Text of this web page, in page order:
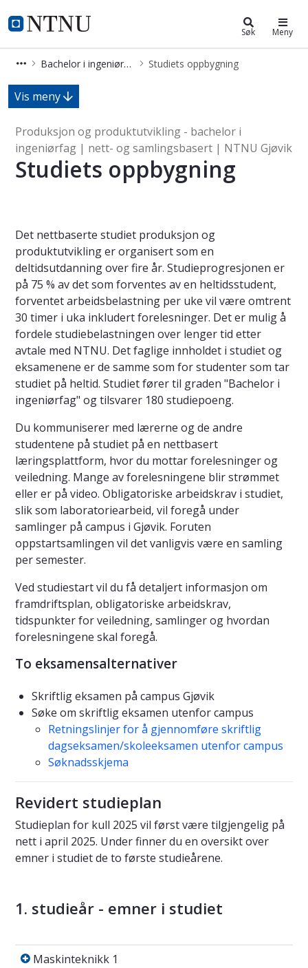
NTNU Hjemmeside
Bachelor i ingeniørfag - maskin-
Søk Meny
Bachelor i ingeniørfag - maskin-nettbasert (BIMAS-F) Studiets oppbygning
Studiets oppbygning - Produksjon
Vis meny
Produksjon og produktutvikling - bachelor i
ingeniørfag | nett- og samlingsbasert | NTNU Gjøvik
Studiets oppbygning
Det nettbaserte studiet produksjon og
produktutvikling er organisert som en
deltidsutdanning over fire år. Studieprogresjonen er
på 75 % av det som forventes av en heltidsstudent,
forventet arbeidsbelastning per uke vil være omtrent
30 timer i uka inkludert forelesninger. Det er mulig å
fordele studiebelastningen over lenger tid etter
avtale med NTNU. Det faglige innholdet i studiet og
eksamenene er de samme som for studenter som tar
studiet på heltid. Studiet fører til graden "Bachelor i
ingeniørfag" og tilsvarer 180 studiepoeng.
Du kommuniserer med lærerne og de andre
studentene på studiet på en nettbasert
læringsplattform, hvor du mottar forelesninger og
veiledning. Mange av forelesningene blir strømmet
eller er på video. Obligatoriske arbeidskrav i studiet,
slik som laboratoriearbeid, vil foregå under
samlinger på campus i Gjøvik. Foruten
oppstartsamlingen vil det vanligvis være en samling
per semester.
Ved studiestart vil du få detaljert informasjon om
framdriftsplan, obligatoriske arbeidskrav,
tidspunkter for veiledning, samlinger og hvordan
forelesningene skal foregå.
To eksamensalternativer
Skriftlig eksamen på campus Gjøvik
Søke om skriftlig eksamen utenfor campus
Retningslinjer for å gjennomføre skriftlig
dagseksamen/skoleeksamen utenfor campus
Søknadsskjema
Revidert studieplan
Studieplan for kull 2025 vil først være tilgjengelig på
nett i april 2025. Under finner du en oversikt over
emner i studiet de to første studieårene.
1. studieår - emner i studiet
Maskinteknikk 1
Maskinteknikk 1